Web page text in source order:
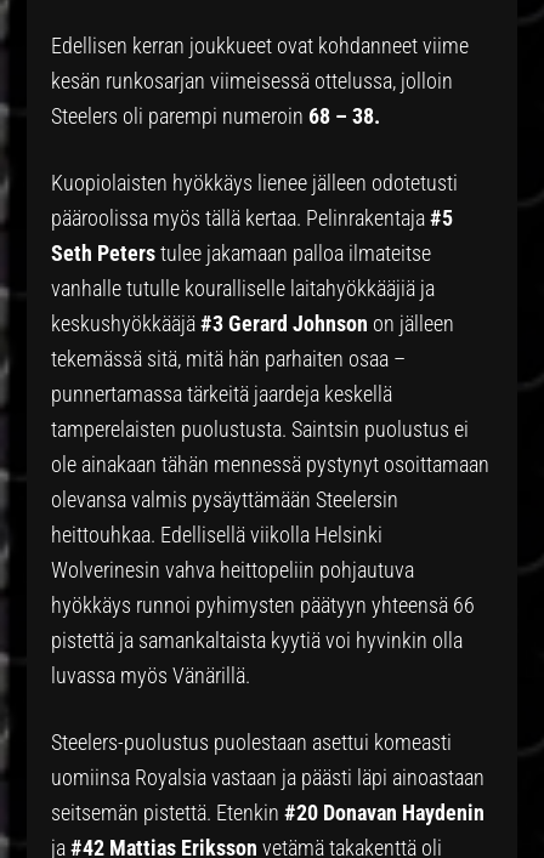
Edellisen kerran joukkueet ovat kohdanneet viime
kesän runkosarjan viimeisessä ottelussa, jolloin
Steelers oli parempi numeroin68 – 38.
Kuopiolaisten hyökkäys lienee jälleen odotetusti
pääroolissa myös tällä kertaa. Pelinrakentaja#5
Seth Peterstulee jakamaan palloa ilmateitse
vanhalle tutulle kouralliselle laitahyökkääjiä ja
keskushyökkääjä#3 Gerard Johnson on jälleen
tekemässä sitä, mitä hän parhaiten osaa –
punnertamassa tärkeitä jaardeja keskellä
tamperelaisten puolustusta. Saintsin puolustus ei
ole ainakaan tähän mennessä pystynyt osoittamaan
olevansa valmis pysäyttämään Steelersin
heittouhkaa. Edellisellä viikolla Helsinki
Wolverinesin vahva heittopeliin pohjautuva
hyökkäys runnoi pyhimysten päätyyn yhteensä 66
pistettä ja samankaltaista kyytiä voi hyvinkin olla
luvassa myös Vänärillä.
Steelers-puolustus puolestaan asettui komeasti
uomiinsa Royalsia vastaan ja päästi läpi ainoastaan
seitsemän pistettä. Etenkin#20 Donavan Haydenin
ja#42 Mattias Erikssonvetämä takakenttä oli